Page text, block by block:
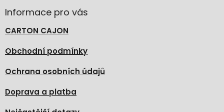
Informace pro vás
CARTON CAJON
Obchodní podmínky
Ochrana osobních údajů
Doprava a platba